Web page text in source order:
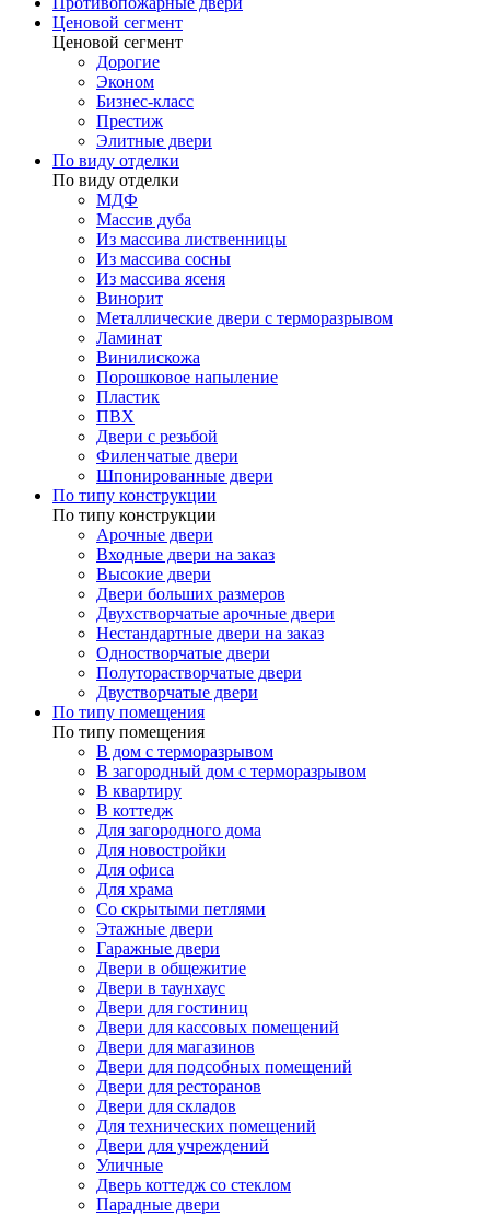
Ценовой сегмент
Ценовой сегмент
Дорогие
Эконом
Бизнес-класс
Престиж
Элитные двери
По виду отделки
По виду отделки
МДФ
Массив дуба
Из массива лиственницы
Из массива сосны
Из массива ясеня
Винорит
Металлические двери с терморазрывом
Ламинат
Винилискожа
Порошковое напыление
Пластик
ПВХ
Двери с резьбой
Филенчатые двери
Шпонированные двери
По типу конструкции
По типу конструкции
Арочные двери
Входные двери на заказ
Высокие двери
Двери больших размеров
Двухстворчатые арочные двери
Нестандартные двери на заказ
Одностворчатые двери
Полуторастворчатые двери
Двустворчатые двери
По типу помещения
По типу помещения
В дом с терморазрывом
В загородный дом с терморазрывом
В квартиру
В коттедж
Для загородного дома
Для новостройки
Для офиса
Для храма
Со скрытыми петлями
Этажные двери
Гаражные двери
Двери в общежитие
Двери в таунхаус
Двери для гостиниц
Двери для кассовых помещений
Двери для магазинов
Двери для подсобных помещений
Двери для ресторанов
Двери для складов
Для технических помещений
Двери для учреждений
Уличные
Дверь коттедж со стеклом
Парадные двери